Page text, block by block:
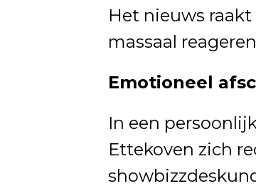
Het nieuws raakt
massaal
Emotioneel
In een
Ettekoven zich